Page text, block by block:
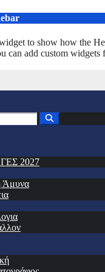
to show how the
can add custom widgets
2027
Άμυνα